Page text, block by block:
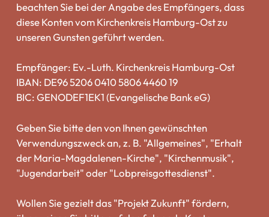
beachten Sie bei der Angabe des Empfängers, dass
diese Konten vom Kirchenkreis Hamburg-Ost zu
unseren Gunsten geführt werden.
Empfänger: Ev.-Luth. Kirchenkreis Hamburg-Ost
IBAN: DE96 5206 0410 5806 4460 19
BIC: GENODEF1EK1 (Evangelische Bank eG)
Geben Sie bitte den von Ihnen gewünschten
Verwendungszweck an, z. B. "Allgemeines", "Erhalt
der Maria-Magdalenen-Kirche", "Kirchenmusik",
"Jugendarbeit" oder "Lobpreisgottesdienst".
Wollen Sie gezielt das "Projekt Zukunft" fördern,